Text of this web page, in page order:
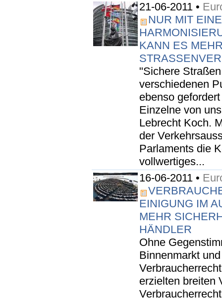
21-06-2011 •
NUR MIT
KANN ES
"Sichere
verschiedenen
ebenso
Einzelne von
Lebrecht Koch.
der
Parlaments die
vollwertiges...
16-06-2011 •
EINIGUNG IM
MEHR
HÄNDLER
Ohne
Binnenmarkt
erzielten breiten